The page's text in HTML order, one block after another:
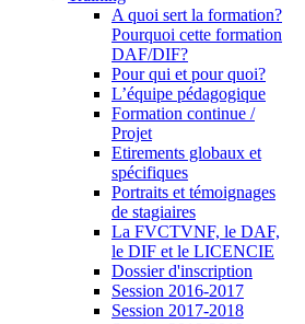
A quoi sert la formation?
Pourquoi cette formation
DAF/DIF?
Pour qui et pour quoi?
L’équipe pédagogique
Formation continue /
Projet
Etirements globaux et
spécifiques
Portraits et témoignages
de stagiaires
La FVCTVNF, le DAF,
le DIF et le LICENCIE
Dossier d'inscription
Session 2016-2017
Session 2017-2018